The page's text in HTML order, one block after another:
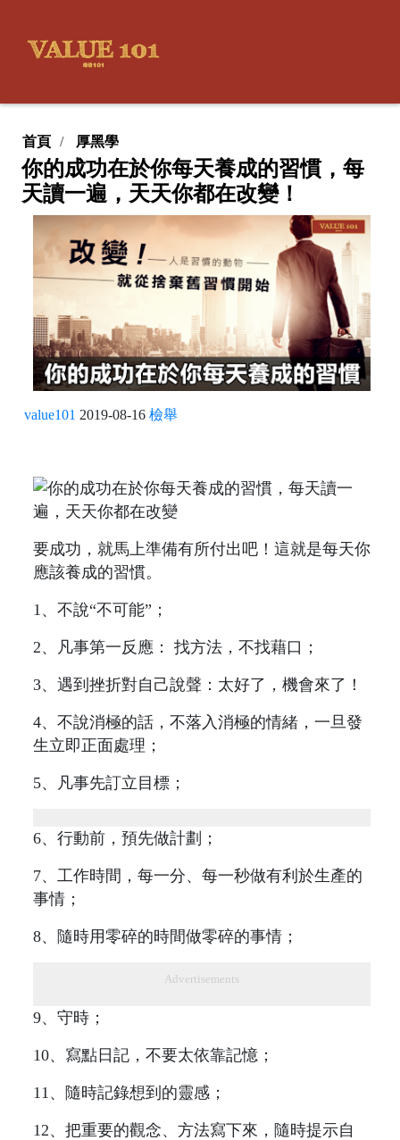
首頁 厚黑學
你的成功在於你每天養成的習慣，每
天讀一遍，天天你都在改變！
value101 2019-08-16 檢舉
要成功，就馬上準備有所付出吧！這就是每天你
應該養成的習慣。
1、不說“不可能”；
2、凡事第一反應： 找方法，不找藉口；
3、遇到挫折對自己說聲：太好了，機會來了！
4、不說消極的話，不落入消極的情緒，一旦發
生立即正面處理；
5、凡事先訂立目標；
6、行動前，預先做計劃；
7、工作時間，每一分、每一秒做有利於生產的
事情；
8、隨時用零碎的時間做零碎的事情；
Advertisements
9、守時；
10、寫點日記，不要太依靠記憶；
11、隨時記錄想到的靈感；
12、把重要的觀念、方法寫下來，隨時提示自